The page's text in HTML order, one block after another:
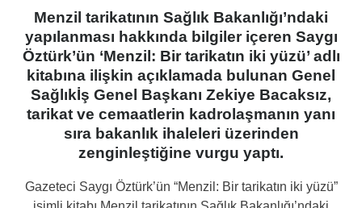
Menzil tarikatının Sağlık Bakanlığı’ndaki
yapılanması hakkında bilgiler içeren Saygı
Öztürk’ün ‘Menzil: Bir tarikatın iki yüzü’ adlı
kitabına ilişkin açıklamada bulunan Genel
Sağlıkİş Genel Başkanı Zekiye Bacaksız,
tarikat ve cemaatlerin kadrolaşmanın yanı
sıra bakanlık ihaleleri üzerinden
zenginleştiğine vurgu yaptı.
Gazeteci Saygı Öztürk’ün “Menzil: Bir tarikatın iki yüzü”